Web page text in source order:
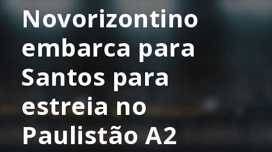
Novorizontino
embarca para
Santos para
estreia no
Paulistão A2